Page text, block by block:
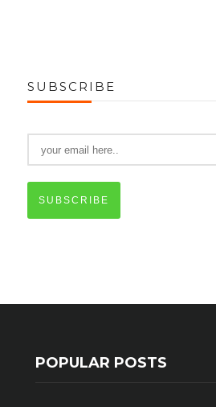
SUBSCRIBE
SUBSCRIBE
POPULAR POSTS